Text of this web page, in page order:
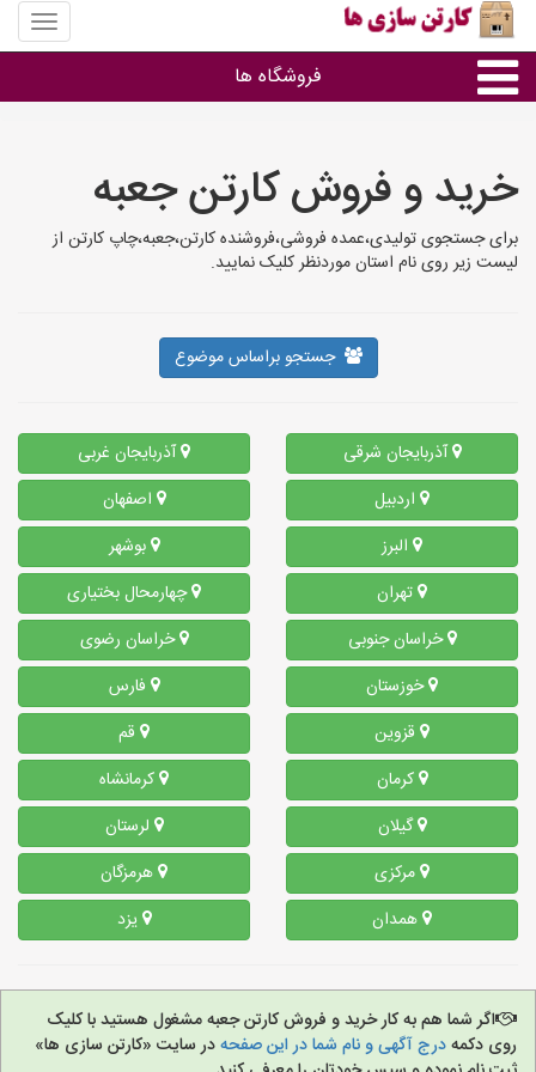
منوی
سایت
سازی
فروشگاه ها
سایر گروه ها
خرید و فروش کارتن جعبه
برای جستجوی تولیدی،عمده فروشی،فروشنده کارتن،جعبه،چاپ کارتن از
لیست زیر روی نام استان موردنظر کلیک نمایید.
جستجو براساس موضوع
آذربایجان شرقی
آذربایجان غربی
اردبیل
اصفهان
البرز
بوشهر
تهران
چهارمحال بختیاری
خراسان جنوبی
خراسان رضوی
خوزستان
فارس
قزوین
قم
کرمان
کرمانشاه
گیلان
لرستان
مرکزی
هرمزگان
همدان
یزد
اگر شما هم به کار خرید و فروش کارتن جعبه مشغول هستید با کلیک
روی دکمهدرج آگهی و نام شما در این صفحهدر سایت «کارتن سازی ها»